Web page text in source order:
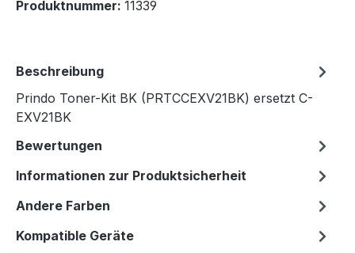
Produktnummer: 11339
Beschreibung
Prindo Toner-Kit BK (PRTCCEXV21BK) ersetzt C-
EXV21BK
Bewertungen
Informationen zur Produktsicherheit
Andere Farben
Kompatible Geräte